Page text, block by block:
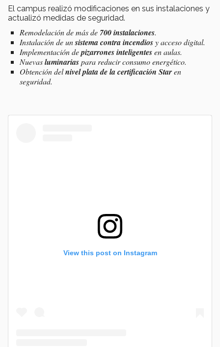
El campus realizó modificaciones en sus instalaciones y
actualizó medidas de seguridad.
Remodelación de más de 700 instalaciones.
Instalación de unsistema contra incendiosy acceso digital.
Implementación depizarrones inteligentesen aulas.
Nuevasluminariaspara reducir consumo energético.
Obtención delnivel plata de la certificación Staren
seguridad.
View this post on Instagram